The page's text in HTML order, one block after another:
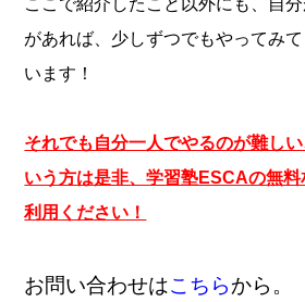
があれば、少しずつでもやってみ
います！
それでも自分一人でやるのが難し
いう方は是非、学習塾ESCAの無
利用ください！
お問い合わせはこちらから。